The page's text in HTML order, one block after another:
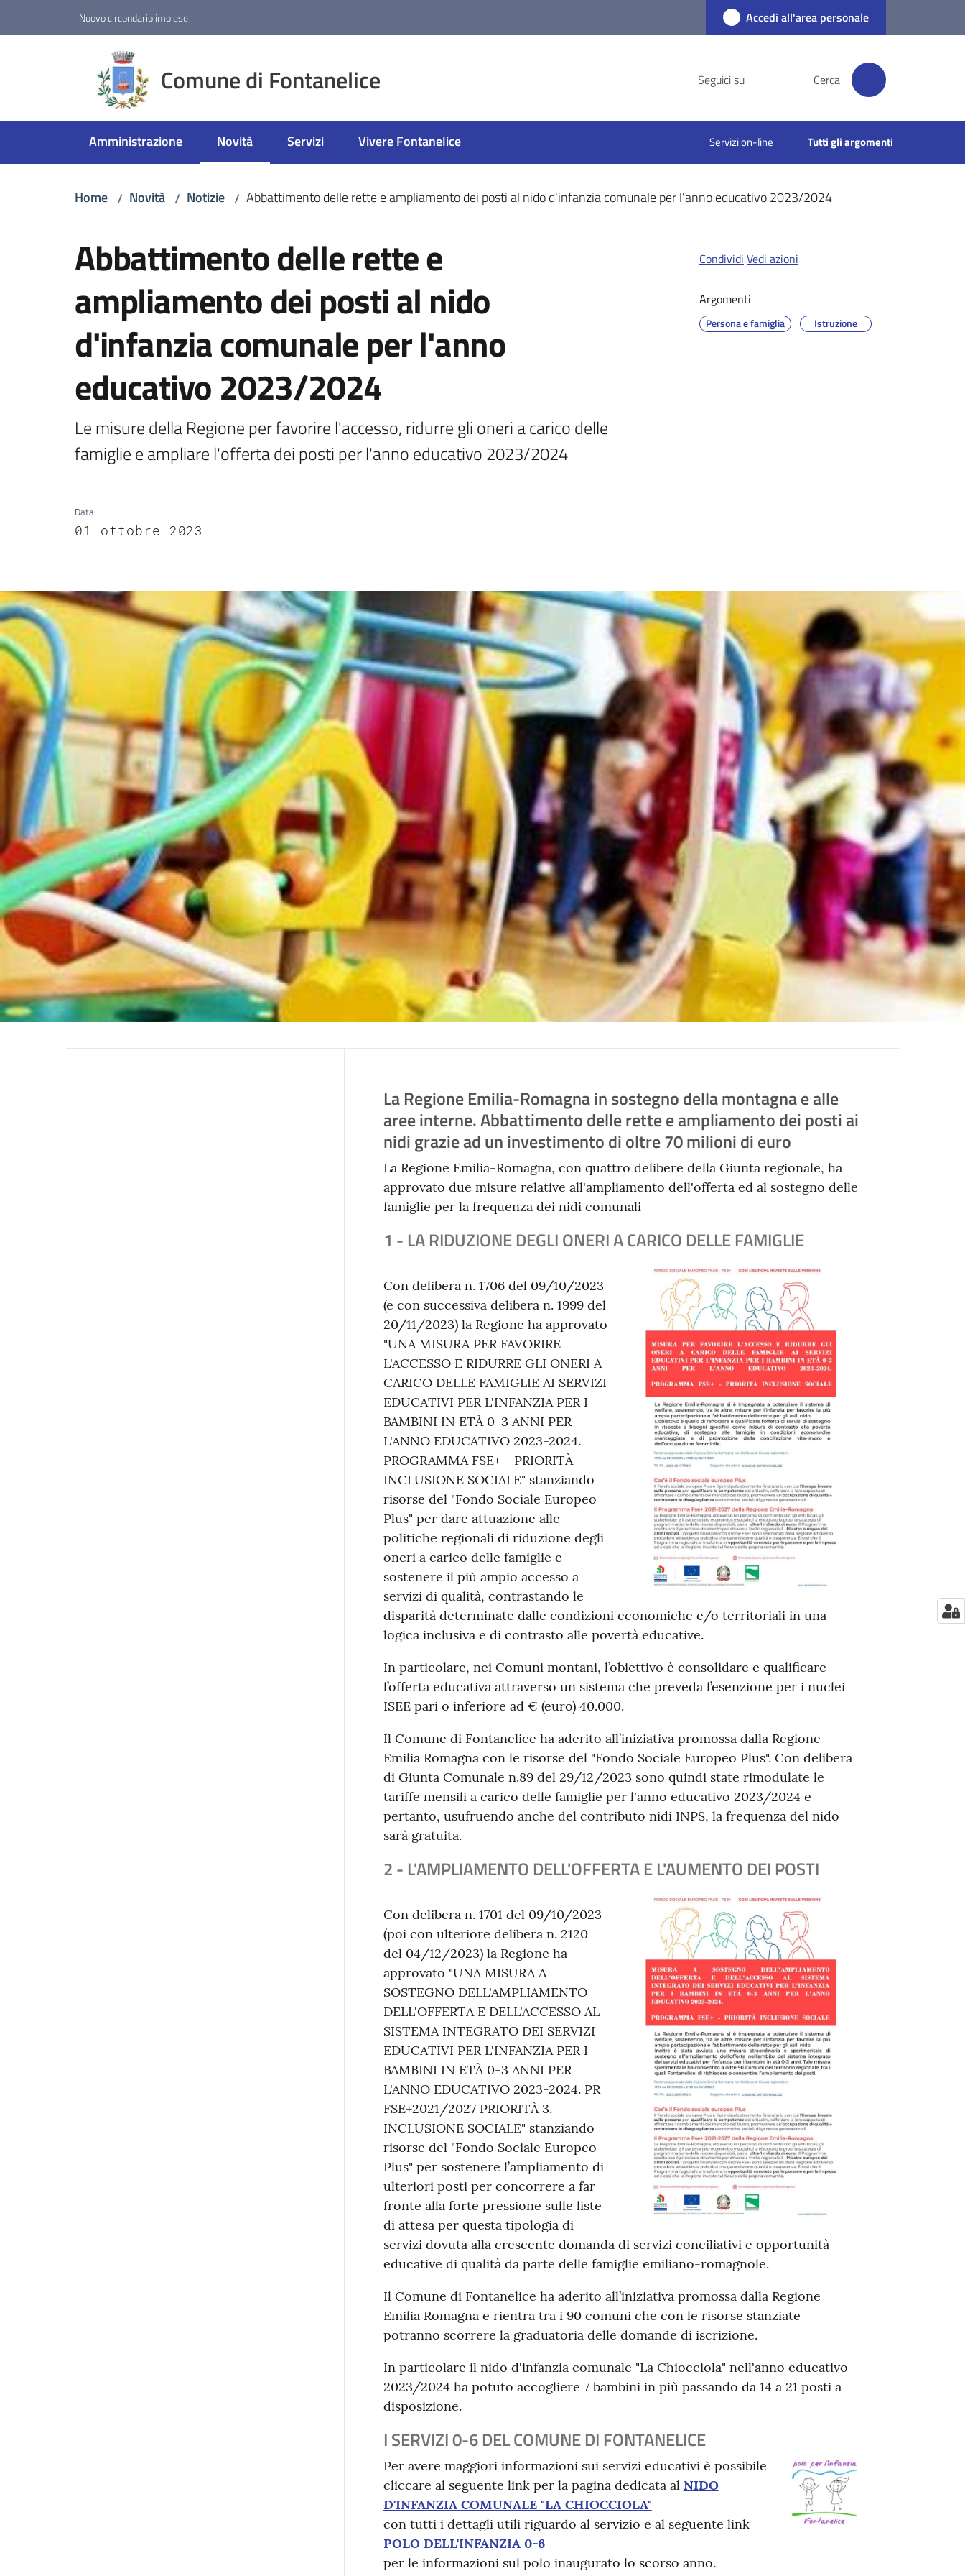
Nuovo circondario imolese Accedi all'area personale
Comune di Fontanelice Seguici su Cerca
Amministrazione Novità
Menu selezionato
Servizi Vivere Fontanelice Servizi on-line Tutti gli argomenti
Home / Novità / Notizie / Abbattimento delle rette e ampliamento dei posti al nido d'infanzia comunale per l'anno educativo 2023/2024
Abbattimento delle rette e
ampliamento dei posti al nido
d'infanzia comunale per l'anno
educativo 2023/2024
Le misure della Regione per favorire l'accesso, ridurre gli oneri a carico delle
famiglie e ampliare l'offerta dei posti per l'anno educativo 2023/2024
Data:
01 ottobre 2023
Condividi Vedi azioni
Argomenti
Persona e famiglia Istruzione
Contenuto
La Regione Emilia-Romagna in sostegno della montagna e alle
aree interne. Abbattimento delle rette e ampliamento dei posti ai
nidi grazie ad un investimento di oltre 70 milioni di euro
La Regione Emilia-Romagna, con quattro delibere della Giunta regionale, ha
approvato due misure relative all'ampliamento dell'offerta ed al sostegno delle
famiglie per la frequenza dei nidi comunali
1 - LA RIDUZIONE DEGLI ONERI A CARICO DELLE FAMIGLIE
Con delibera n. 1706 del 09/10/2023
(e con successiva delibera n. 1999 del
20/11/2023) la Regione ha approvato
"UNA MISURA PER FAVORIRE
L'ACCESSO E RIDURRE GLI ONERI A
CARICO DELLE FAMIGLIE AI SERVIZI
EDUCATIVI PER L'INFANZIA PER I
BAMBINI IN ETÀ 0-3 ANNI PER
L'ANNO EDUCATIVO 2023-2024.
PROGRAMMA FSE+ - PRIORITÀ
INCLUSIONE SOCIALE" stanziando
risorse del "Fondo Sociale Europeo
Plus" per dare attuazione alle
politiche regionali di riduzione degli
oneri a carico delle famiglie e
sostenere il più ampio accesso a
servizi di qualità, contrastando le
disparità determinate dalle condizioni economiche e/o territoriali in una
logica inclusiva e di contrasto alle povertà educative.
In particolare, nei Comuni montani, l’obiettivo è consolidare e qualificare
l’offerta educativa attraverso un sistema che preveda l’esenzione per i nuclei
ISEE pari o inferiore ad € (euro) 40.000.
Il Comune di Fontanelice ha aderito all’iniziativa promossa dalla Regione
Emilia Romagna con le risorse del "Fondo Sociale Europeo Plus". Con delibera
di Giunta Comunale n.89 del 29/12/2023 sono quindi state rimodulate le
tariffe mensili a carico delle famiglie per l'anno educativo 2023/2024 e
pertanto, usufruendo anche del contributo nidi INPS, la frequenza del nido
sarà gratuita.
2 - L'AMPLIAMENTO DELL'OFFERTA E L'AUMENTO DEI POSTI
Con delibera n. 1701 del 09/10/2023
(poi con ulteriore delibera n. 2120
del 04/12/2023) la Regione ha
approvato "UNA MISURA A
SOSTEGNO DELL'AMPLIAMENTO
DELL'OFFERTA E DELL'ACCESSO AL
SISTEMA INTEGRATO DEI SERVIZI
EDUCATIVI PER L'INFANZIA PER I
BAMBINI IN ETÀ 0-3 ANNI PER
L'ANNO EDUCATIVO 2023-2024. PR
FSE+2021/2027 PRIORITÀ 3.
INCLUSIONE SOCIALE" stanziando
risorse del "Fondo Sociale Europeo
Plus" per sostenere l’ampliamento di
ulteriori posti per concorrere a far
fronte alla forte pressione sulle liste
di attesa per questa tipologia di
servizi dovuta alla crescente domanda di servizi conciliativi e opportunità
educative di qualità da parte delle famiglie emiliano-romagnole.
Il Comune di Fontanelice ha aderito all’iniziativa promossa dalla Regione
Emilia Romagna e rientra tra i 90 comuni che con le risorse stanziate
potranno scorrere la graduatoria delle domande di iscrizione.
In particolare il nido d'infanzia comunale "La Chiocciola" nell'anno educativo
2023/2024 ha potuto accogliere 7 bambini in più passando da 14 a 21 posti a
disposizione.
I SERVIZI 0-6 DEL COMUNE DI FONTANELICE
Per avere maggiori informazioni sui servizi educativi è possibile
cliccare al seguente link per la pagina dedicata al NIDO
D'INFANZIA COMUNALE "LA CHIOCCIOLA"
con tutti i dettagli utili riguardo al servizio e al seguente link
POLO DELL'INFANZIA 0-6
per le informazioni sul polo inaugurato lo scorso anno.